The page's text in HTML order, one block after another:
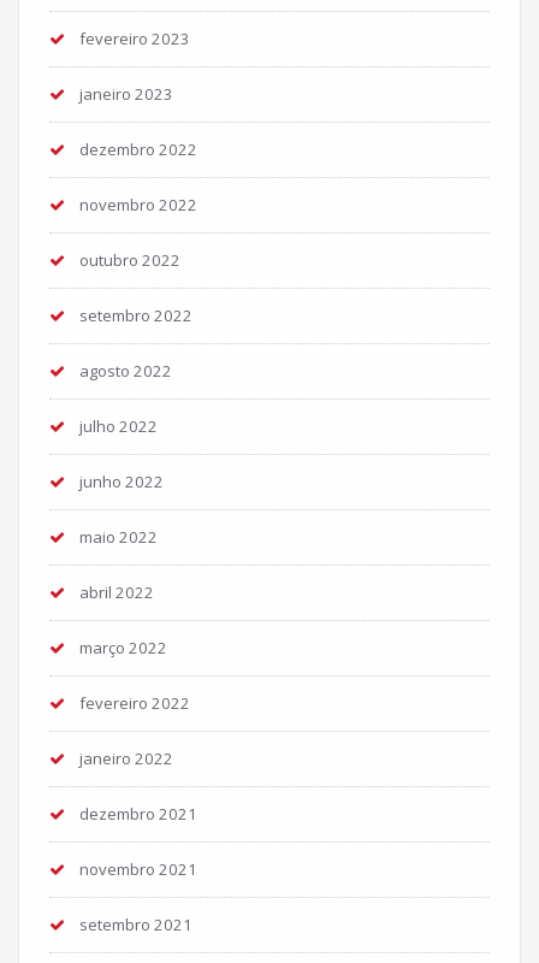
fevereiro 2023
janeiro 2023
dezembro 2022
novembro 2022
outubro 2022
setembro 2022
agosto 2022
julho 2022
junho 2022
maio 2022
abril 2022
março 2022
fevereiro 2022
janeiro 2022
dezembro 2021
novembro 2021
setembro 2021